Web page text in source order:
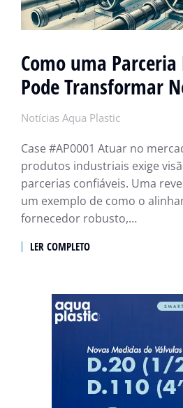
Como uma Parceria
Pode Transformar
Notícias Aqua Plastic
Case #AP0001 Atuar no
produtos industriais exige
parcerias confiáveis. Uma
um exemplo de como o
fornecedor robusto,…
LER COMPLETO